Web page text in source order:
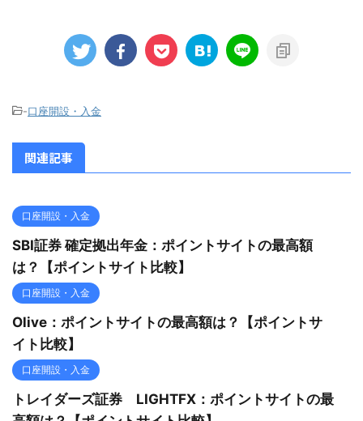
-口座開設・入金
関連記事
口座開設・入金
SBI証券 確定拠出年金：ポイントサイトの最高額
は？【ポイントサイト比較】
口座開設・入金
Olive：ポイントサイトの最高額は？【ポイントサ
イト比較】
口座開設・入金
トレイダーズ証券 LIGHTFX：ポイントサイトの最